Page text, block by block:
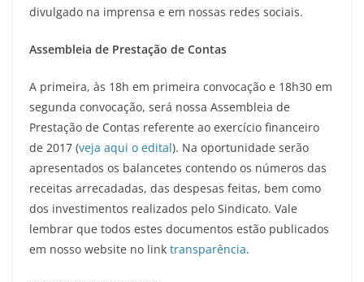
divulgado na imprensa e em nossas redes sociais.
Assembleia de Prestação de Contas
A primeira, às 18h em primeira convocação e 18h30 em
segunda convocação, será nossa Assembleia de
Prestação de Contas referente ao exercício financeiro
de 2017 (veja aqui o edital). Na oportunidade serão
apresentados os balancetes contendo os números das
receitas arrecadadas, das despesas feitas, bem como
dos investimentos realizados pelo Sindicato. Vale
lembrar que todos estes documentos estão publicados
em nosso website no link transparência.